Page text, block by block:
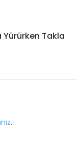
Yürürken Takla
.